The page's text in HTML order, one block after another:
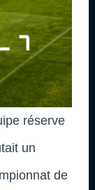
réserve
un
de